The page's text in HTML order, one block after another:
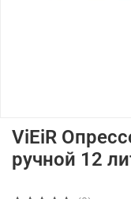
ViEiR
ручной 12